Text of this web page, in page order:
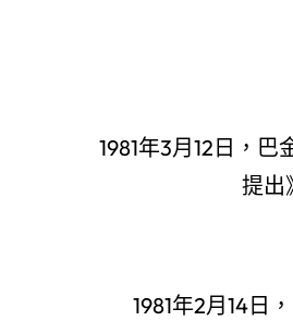
1981年3月12日，
提出
1981年2月14日